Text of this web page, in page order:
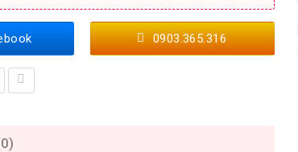
0903.365.316